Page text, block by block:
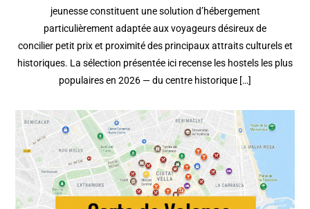
jeunesse constituent une solution d’hébergement
particulièrement adaptée aux voyageurs désireux de
concilier petit prix et proximité des principaux attraits culturels et
historiques. La sélection présentée ici recense les hostels les plus
populaires en 2026 — du centre historique […]